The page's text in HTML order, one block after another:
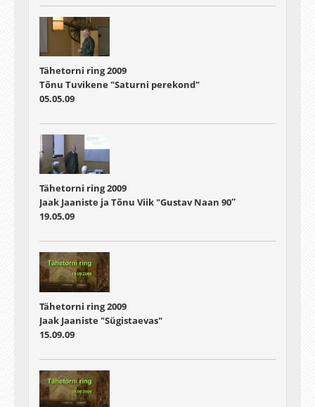
Tähetorni ring 2009
Tõnu Tuvikene "Saturni perekond"
05.05.09
Tähetorni ring 2009
Jaak Jaaniste ja Tõnu Viik "Gustav Naan 90″
19.05.09
Tähetorni ring 2009
Jaak Jaaniste "Sügistaevas"
15.09.09